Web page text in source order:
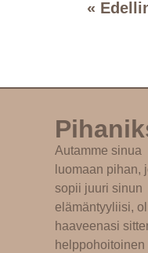
«
Autamme sinua
luomaan pihan,
sopii juuri sinun
elämäntyyliisi,
haaveenasi
helppohoitoinen